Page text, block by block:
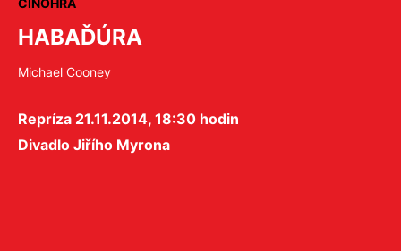
ČINOHRA
HABAĎÚRA
Michael Cooney
Repríza 21.11.2014, 18:30 hodin
Divadlo Jiřího Myrona